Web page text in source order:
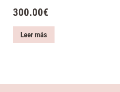
300.00€
Leer más